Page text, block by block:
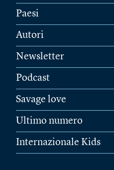
Paesi
Autori
Newsletter
Podcast
Savage love
Ultimo numero
Internazionale Kids